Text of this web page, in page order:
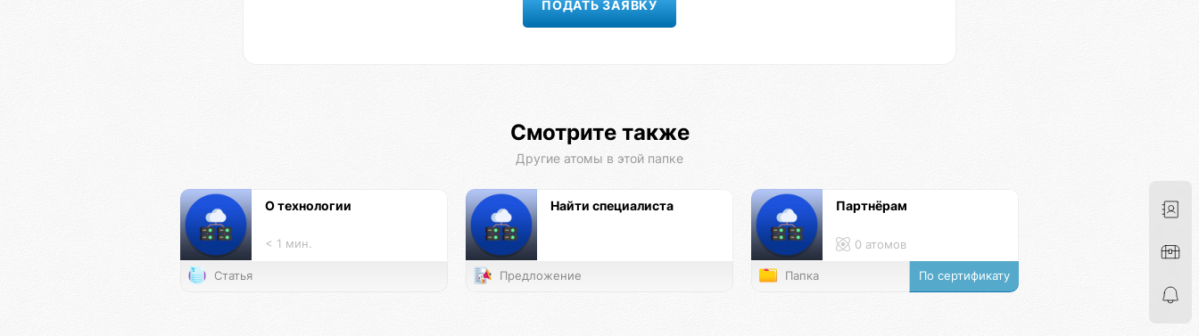
Смотрите также
Другие атомы в этой папке
О технологии
< 1 мин.
Статья
Найти специалиста
Предложение
Партнёрам
0 атомов
Папка По сертификату